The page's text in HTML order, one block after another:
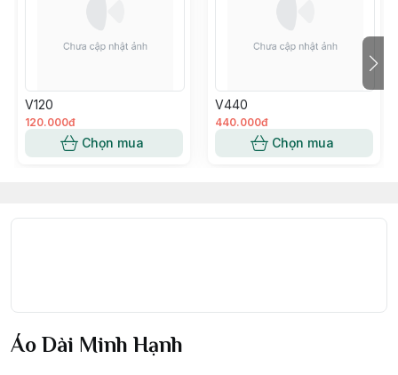
V120
120.000đ
Chọn mua
V440
440.000đ
Chọn mua
Áo Dài Minh Hạnh